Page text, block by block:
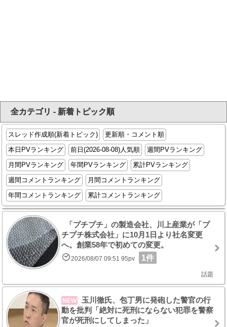
全カテゴリ - 新着トピック順
スレッド作成順(新着トピック)
更新順・コメント順
本日PVランキング
前日(2026-08-08)人気順
週間PVランキング
月間PVランキング
年間PVランキング
累計PVランキング
週間コメントランキング
月間コメントランキング
年間コメントランキング
累計コメントランキング
「プチプチ」の製造会社、川上産業が「プ
チプチ株式会社」に10月1日より社名変更
へ。創業58年で初めての変更。
2026/08/07 09:51 95pv 1件
話題
NEW
玉川徹氏、包丁男に発砲した警官の行
動を批判「絶対に死刑にならない犯罪を警察
官が死刑にしてしまった」